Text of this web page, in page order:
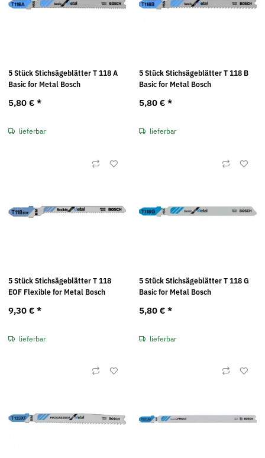
5 Stück Stichsägeblätter T 118 A
Basic for Metal Bosch
5,80 € *
lieferbar
5 Stück Stichsägeblätter T 118 B
Basic for Metal Bosch
5,80 € *
lieferbar
5 Stück Stichsägeblätter T 118
EOF Flexible for Metal Bosch
9,30 € *
lieferbar
5 Stück Stichsägeblätter T 118 G
Basic for Metal Bosch
5,80 € *
lieferbar